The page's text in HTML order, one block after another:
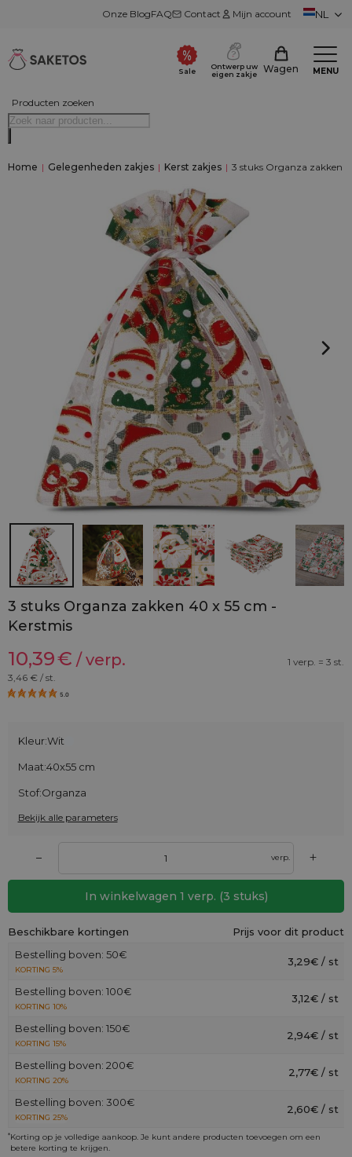
Onze BlogFAQ Contact Mijn account NL
Producten zoeken
Sale
Ontwerp uw
eigen zakje
Wagen MENU
Home | Gelegenheden zakjes | Kerst zakjes | 3 stuks Organza zakken
3 stuks Organza zakken 40 x 55 cm -
Kerstmis
10,39€ / verp.
1 verp. = 3 st.
3,46 € / st.
5.0
Kleur:Wit
Maat:40x55 cm
Stof:Organza
Bekijk alle parameters
– verp. +
In winkelwagen 1 verp. (3 stuks)
Beschikbare kortingen
Prijs voor dit product
Bestelling boven: 50€
KORTING 5%
3,29€ / st
Bestelling boven: 100€
KORTING 10%
3,12€ / st
Bestelling boven: 150€
KORTING 15%
2,94€ / st
Bestelling boven: 200€
KORTING 20%
2,77€ / st
Bestelling boven: 300€
KORTING 25%
2,60€ / st
*Korting op je volledige aankoop. Je kunt andere producten toevoegen om een
betere korting te krijgen.